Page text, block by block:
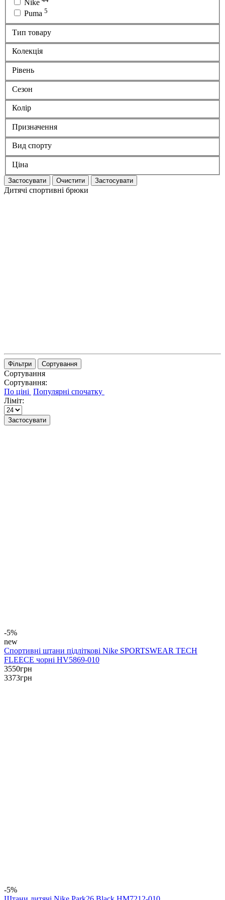
Nike
Puma 5
Тип товару
Колекція
Рівень
Сезон
Колір
Призначення
Вид спорту
Ціна
Застосувати Очистити Застосувати
Дитячі спортивні брюки
Фільтри Сортування
Сортування
Сортування:
Ліміт:
Застосувати
-5%
new
Спортивні штани підліткові Nike SPORTSWEAR TECH
FLEECE чорні HV5869-010
3550грн
3373грн
-5%